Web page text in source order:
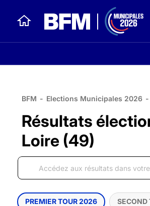
BFM - Elections Municipales 2026 -
Résultats
Loire (49)
PREMIER TOUR 2026 SECOND